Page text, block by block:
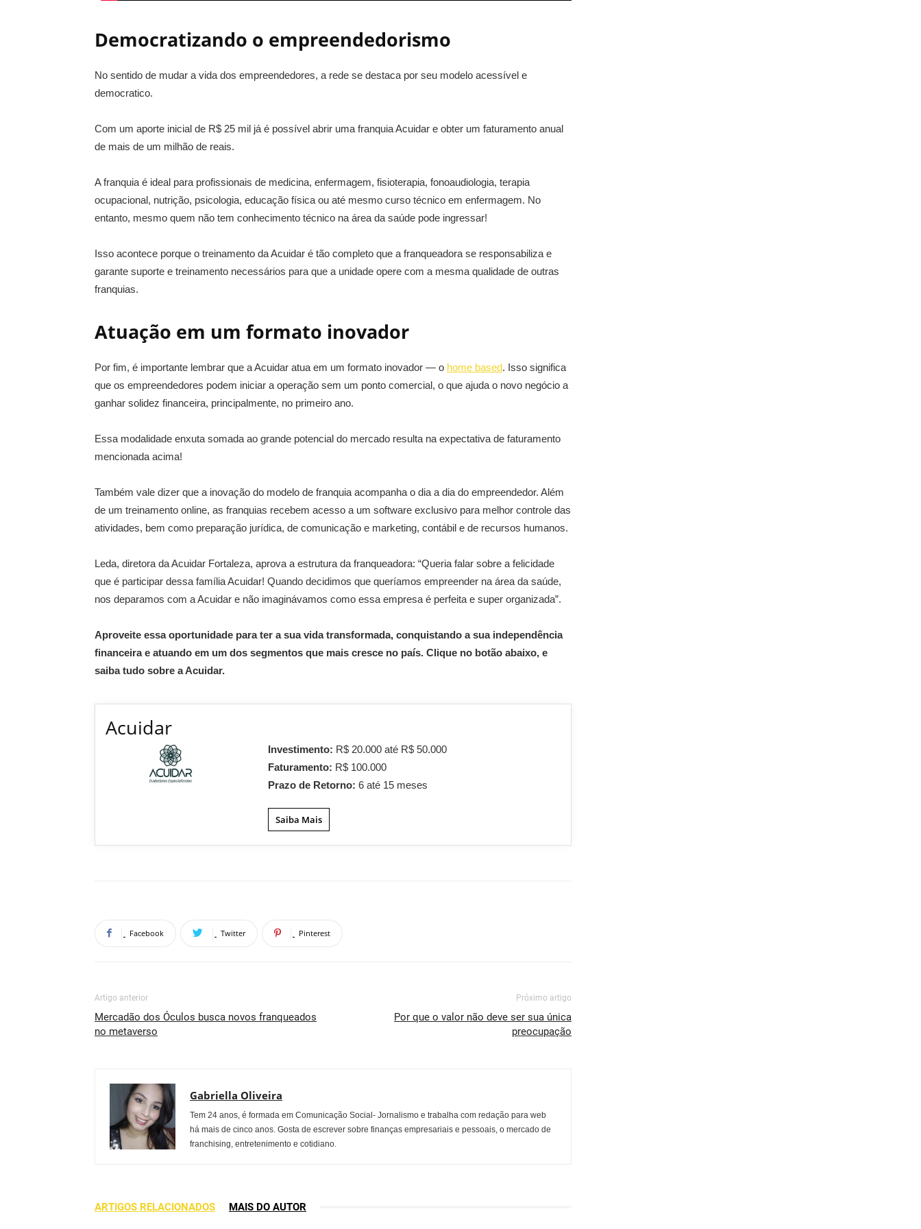
Democratizando o empreendedorismo
No sentido de mudar a vida dos empreendedores, a rede se destaca por seu modelo acessível e
democratico.
Com um aporte inicial de R$ 25 mil já é possível abrir uma franquia Acuidar e obter um faturamento anual
de mais de um milhão de reais.
A franquia é ideal para profissionais de medicina, enfermagem, fisioterapia, fonoaudiologia, terapia
ocupacional, nutrição, psicologia, educação física ou até mesmo curso técnico em enfermagem. No
entanto, mesmo quem não tem conhecimento técnico na área da saúde pode ingressar!
Isso acontece porque o treinamento da Acuidar é tão completo que a franqueadora se responsabiliza e
garante suporte e treinamento necessários para que a unidade opere com a mesma qualidade de outras
franquias.
Atuação em um formato inovador
Por fim, é importante lembrar que a Acuidar atua em um formato inovador — o home based. Isso significa
que os empreendedores podem iniciar a operação sem um ponto comercial, o que ajuda o novo negócio a
ganhar solidez financeira, principalmente, no primeiro ano.
Essa modalidade enxuta somada ao grande potencial do mercado resulta na expectativa de faturamento
mencionada acima!
Também vale dizer que a inovação do modelo de franquia acompanha o dia a dia do empreendedor. Além
de um treinamento online, as franquias recebem acesso a um software exclusivo para melhor controle das
atividades, bem como preparação jurídica, de comunicação e marketing, contábil e de recursos humanos.
Leda, diretora da Acuidar Fortaleza, aprova a estrutura da franqueadora: “Queria falar sobre a felicidade
que é participar dessa família Acuidar! Quando decidimos que queríamos empreender na área da saúde,
nos deparamos com a Acuidar e não imaginávamos como essa empresa é perfeita e super organizada”.
Aproveite essa oportunidade para ter a sua vida transformada, conquistando a sua independência
financeira e atuando em um dos segmentos que mais cresce no país. Clique no botão abaixo, e
saiba tudo sobre a Acuidar.
Acuidar
Investimento: R$ 20.000 até R$ 50.000
Faturamento: R$ 100.000
Prazo de Retorno:6 até 15 meses
Saiba Mais
Facebook Twitter Pinterest
Artigo anterior
Mercadão dos Óculos busca novos franqueados
no metaverso
Próximo artigo
Por que o valor não deve ser sua única
preocupação
Gabriella Oliveira
Tem 24 anos, é formada em Comunicação Social- Jornalismo e trabalha com redação para web
há mais de cinco anos. Gosta de escrever sobre finanças empresariais e pessoais, o mercado de
franchising, entretenimento e cotidiano.
ARTIGOS RELACIONADOS MAIS DO AUTOR